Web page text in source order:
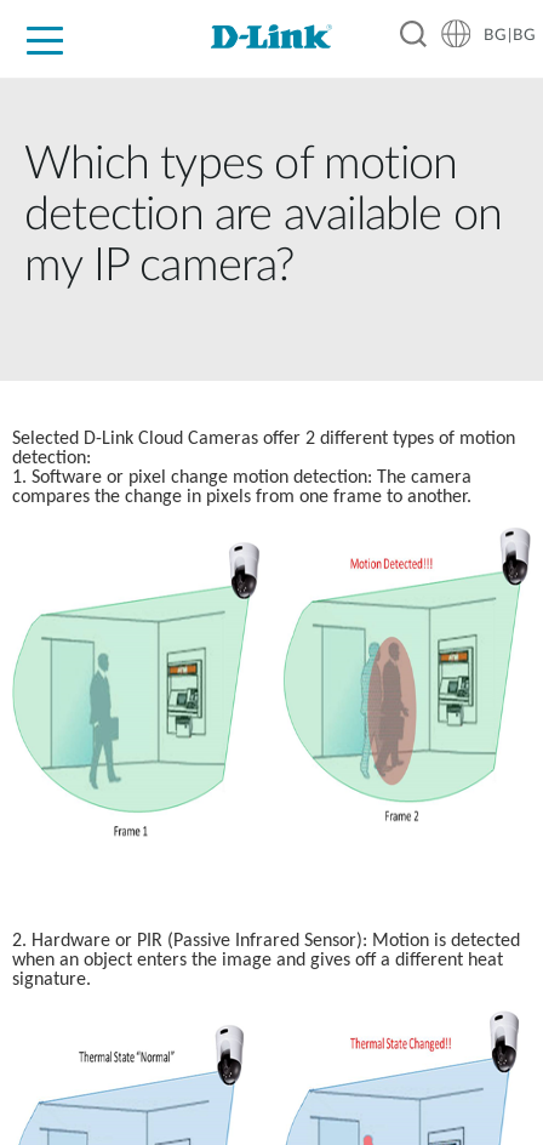
BG|BG
Which types of motion
detection are available on
my IP camera?
Selected D-Link Cloud Cameras offer 2 different types of motion
detection:
1. Software or pixel change motion detection: The camera
compares the change in pixels from one frame to another.
2. Hardware or PIR (Passive Infrared Sensor): Motion is detected
when an object enters the image and gives off a different heat
signature.